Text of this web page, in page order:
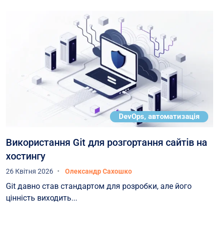
DevOps, автоматизація
Використання Git для розгортання сайтів на
хостингу
26 Квітня 2026 Олександр Сахошко
Git давно став стандартом для розробки, але його
цінність виходить...